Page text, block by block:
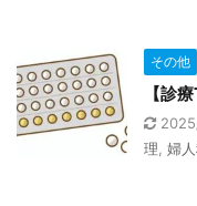
その他
【診
理 婦